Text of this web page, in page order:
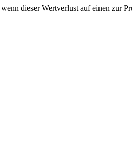
dieser Wertverlust auf einen zur